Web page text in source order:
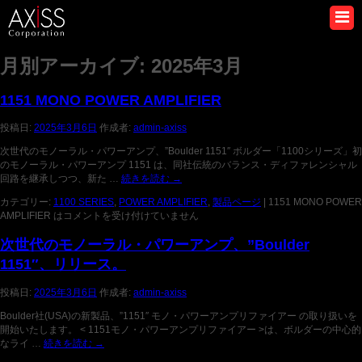
月別アーカイブ: 2025年3月
1151 MONO POWER AMPLIFIER
投稿日: 2025年3月6日 作成者: admin-axiss
次世代のモノーラル・パワーアンプ、”Boulder 1151″ ボルダー「1100シリーズ」初
のモノーラル・パワーアンプ 1151 は、同社伝統のバランス・ディファレンシャル
回路を継承しつつ、新た … 続きを読む →
カテゴリー: 1100 SERIES, POWER AMPLIFIER, 製品ページ
1151 MONO POWER
AMPLIFIER は コメントを受け付けていません
次世代のモノーラル・パワーアンプ、”Boulder
1151″、リリース。
投稿日: 2025年3月6日 作成者: admin-axiss
Boulder社(USA)の新製品、”1151″ モノ・パワーアンプリファイアー の取り扱いを
開始いたします。 < 1151モノ・パワーアンプリファイアー >は、ボルダーの中心的
なライ … 続きを読む →